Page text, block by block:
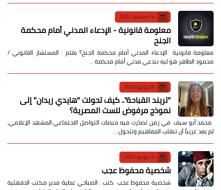
14 سبتمبر 2022
معلومة قانونية - الإدعاء المدني أمام محكمة
الجنح
معلومة قانونية الإدعاء المدني أمام محكمة الجنح؟ بقلم : المستشار القانوني /
محمود الطاهر هو ليه بندعي مدني أمام محكمة …
25 يوليو 2026
​"تريند القباحة".. كيف تحولت "هايدي زيدان" إلى
نموذج مرفوض للست المصرية؟
​ محمد أبو سيف ​في زمن تصدّرت فيه منصات التواصل الاجتماعي المشهد الإعلامي،
لم يعد غريباً أن تنقلب المفاهيم وتتحول …
10 يونيو 2021
شخصية محفوظ عجب
شخصية محفوظ عجب كتب : الصباحي عطية مدير مكتب الدقهلية